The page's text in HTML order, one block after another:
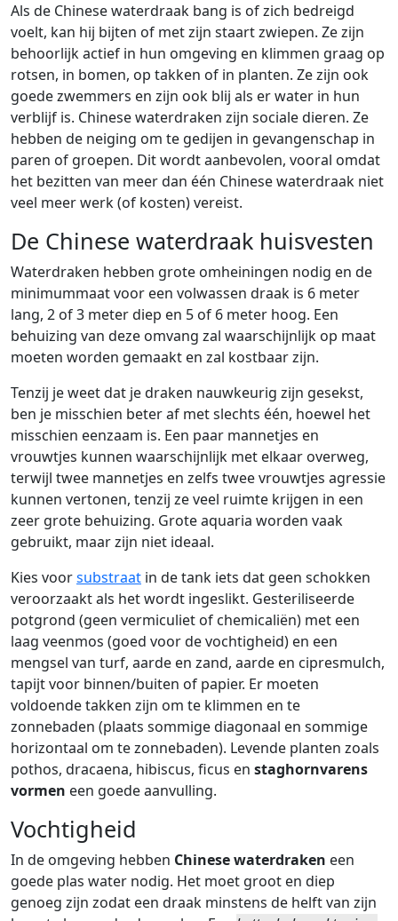
Als de Chinese waterdraak bang is of zich bedreigd
voelt, kan hij bijten of met zijn staart zwiepen. Ze zijn
behoorlijk actief in hun omgeving en klimmen graag op
rotsen, in bomen, op takken of in planten. Ze zijn ook
goede zwemmers en zijn ook blij als er water in hun
verblijf is. Chinese waterdraken zijn sociale dieren. Ze
hebben de neiging om te gedijen in gevangenschap in
paren of groepen. Dit wordt aanbevolen, vooral omdat
het bezitten van meer dan één Chinese waterdraak niet
veel meer werk (of kosten) vereist.
De Chinese waterdraak huisvesten
Waterdraken hebben grote omheiningen nodig en de
minimummaat voor een volwassen draak is 6 meter
lang, 2 of 3 meter diep en 5 of 6 meter hoog. Een
behuizing van deze omvang zal waarschijnlijk op maat
moeten worden gemaakt en zal kostbaar zijn.
Tenzij je weet dat je draken nauwkeurig zijn gesekst,
ben je misschien beter af met slechts één, hoewel het
misschien eenzaam is. Een paar mannetjes en
vrouwtjes kunnen waarschijnlijk met elkaar overweg,
terwijl twee mannetjes en zelfs twee vrouwtjes agressie
kunnen vertonen, tenzij ze veel ruimte krijgen in een
zeer grote behuizing. Grote aquaria worden vaak
gebruikt, maar zijn niet ideaal.
Kies voorsubstraat in de tank iets dat geen schokken
veroorzaakt als het wordt ingeslikt. Gesteriliseerde
potgrond (geen vermiculiet of chemicaliën) met een
laag veenmos (goed voor de vochtigheid) en een
mengsel van turf, aarde en zand, aarde en cipresmulch,
tapijt voor binnen/buiten of papier. Er moeten
voldoende takken zijn om te klimmen en te
zonnebaden (plaats sommige diagonaal en sommige
horizontaal om te zonnebaden). Levende planten zoals
pothos, dracaena, hibiscus, ficus en staghornvarens
vormen een goede aanvulling.
Vochtigheid
In de omgeving hebben Chinese waterdraken een
goede plas water nodig. Het moet groot en diep
genoeg zijn zodat een draak minstens de helft van zijn